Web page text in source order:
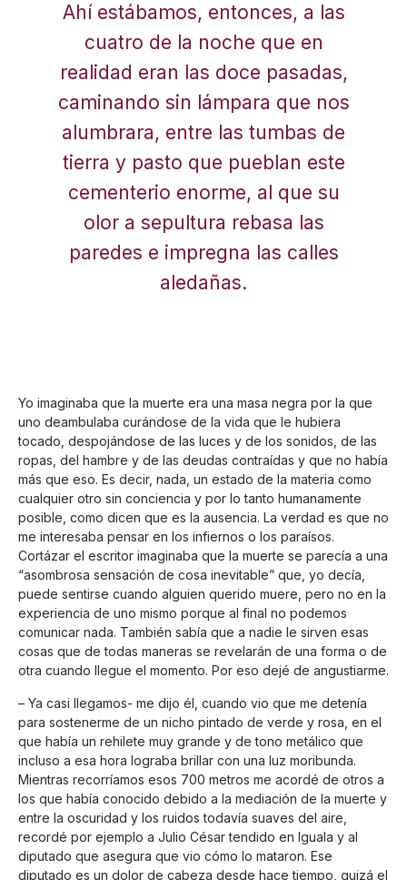
Ahí estábamos, entonces, a las
cuatro de la noche que en
realidad eran las doce pasadas,
caminando sin lámpara que nos
alumbrara, entre las tumbas de
tierra y pasto que pueblan este
cementerio enorme, al que su
olor a sepultura rebasa las
paredes e impregna las calles
aledañas.
Yo imaginaba que la muerte era una masa negra por la que
uno deambulaba curándose de la vida que le hubiera
tocado, despojándose de las luces y de los sonidos, de las
ropas, del hambre y de las deudas contraídas y que no había
más que eso. Es decir, nada, un estado de la materia como
cualquier otro sin conciencia y por lo tanto humanamente
posible, como dicen que es la ausencia. La verdad es que no
me interesaba pensar en los infiernos o los paraísos.
Cortázar el escritor imaginaba que la muerte se parecía a una
“asombrosa sensación de cosa inevitable” que, yo decía,
puede sentirse cuando alguien querido muere, pero no en la
experiencia de uno mismo porque al final no podemos
comunicar nada. También sabía que a nadie le sirven esas
cosas que de todas maneras se revelarán de una forma o de
otra cuando llegue el momento. Por eso dejé de angustiarme.
– Ya casi llegamos- me dijo él, cuando vio que me detenía
para sostenerme de un nicho pintado de verde y rosa, en el
que había un rehilete muy grande y de tono metálico que
incluso a esa hora lograba brillar con una luz moribunda.
Mientras recorríamos esos 700 metros me acordé de otros a
los que había conocido debido a la mediación de la muerte y
entre la oscuridad y los ruidos todavía suaves del aire,
recordé por ejemplo a Julio César tendido en Iguala y al
diputado que asegura que vio cómo lo mataron. Ese
diputado es un dolor de cabeza desde hace tiempo, quizá el